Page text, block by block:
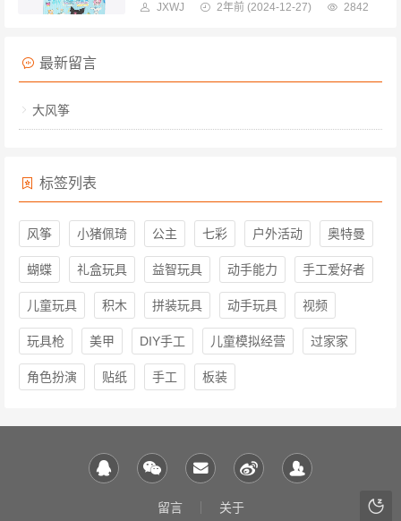
JXWJ 2年前 (2024-12-27) 2842
最新留言
大风筝
标签列表
风筝 小猪佩琦 公主 七彩 户外活动 奥特曼
蝴蝶 礼盒玩具 益智玩具 动手能力 手工爱好者
儿童玩具 积木 拼装玩具 动手玩具 视频
玩具枪 美甲 DIY手工 儿童模拟经营 过家家
角色扮演 贴纸 手工 板装
留言 关于